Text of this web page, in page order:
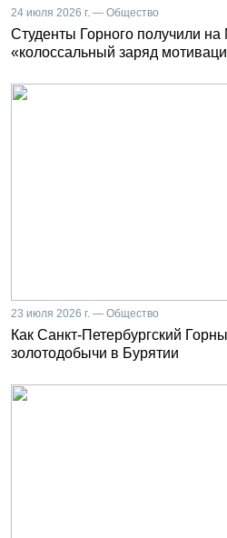
24 июля 2026 г. — Общество
Студенты Горного получили
«колоссальный заряд
23 июля 2026 г. — Общество
Как Санкт-Петербургский
золотодобычи в Бурятии